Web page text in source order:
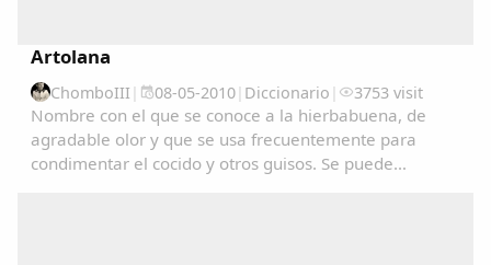
Artolana
ChomboIII | 08-05-2010| Diccionario | 3753 visit
Nombre con el que se conoce a la hierbabuena, de
agradable olor y que se usa frecuentemente para
condimentar el cocido y otros guisos. Se puede